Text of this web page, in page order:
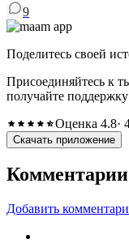
9
Поделитесь своей
Присоединяйтесь к
получайте поддержку
Оценка 4.8·
Скачать приложение
Комментарии
Добавить